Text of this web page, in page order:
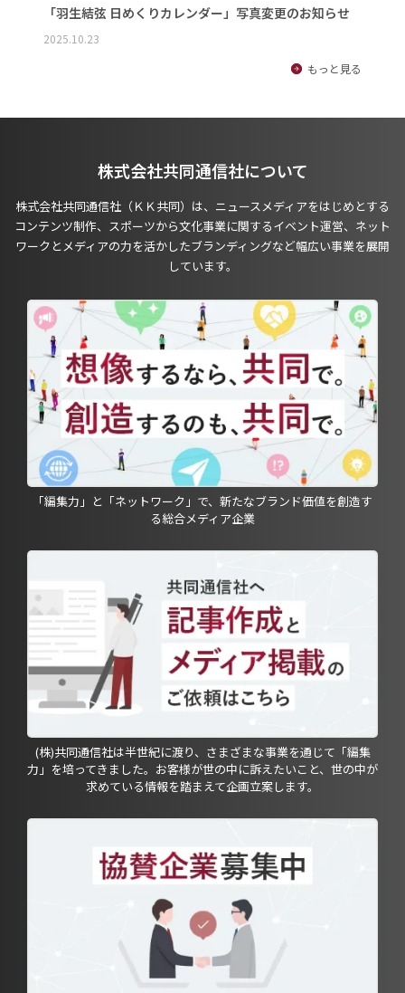
「羽生結弦 日めくりカレンダー」写真変更のお知らせ
2025.10.23
もっと見る
株式会社共同通信社について
株式会社共同通信社（ＫＫ共同）は、ニュースメディアをはじめとする
コンテンツ制作、スポーツから文化事業に関するイベント運営、ネット
ワークとメディアの力を活かしたブランディングなど幅広い事業を展開
しています。
「編集力」と「ネットワーク」で、新たなブランド価値を創造す
る総合メディア企業
(株)共同通信社は半世紀に渡り、さまざまな事業を通じて「編集
力」を培ってきました。お客様が世の中に訴えたいこと、世の中が
求めている情報を踏まえて企画立案します。